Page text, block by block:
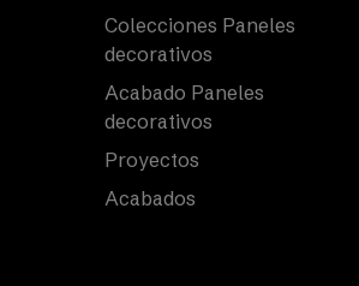
Colecciones Paneles
decorativos
Acabado Paneles
decorativos
Proyectos
Acabados